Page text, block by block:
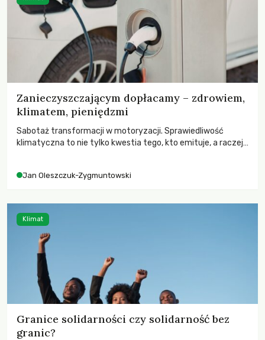
Zanieczyszczającym dopłacamy – zdrowiem,
klimatem, pieniędzmi
Sabotaż transformacji w motoryzacji. Sprawiedliwość
klimatyczna to nie tylko kwestia tego, kto emituje, a raczej
Jan Oleszczuk-Zygmuntowski
Granice solidarności czy solidarność bez
granic?
Klimat